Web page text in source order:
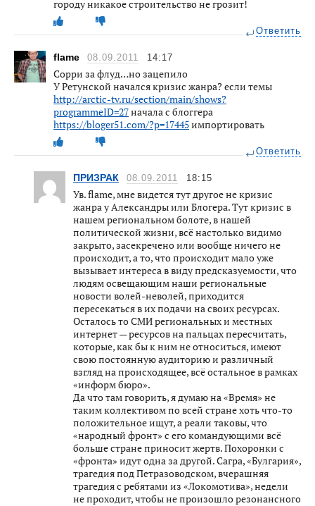
городу никакое строительство не грозит!
Ответить
flame 08.09.2011 14:17
Сорри за флуд…но зацепило
У Ретунской начался кризис жанра? если темы
http://arctic-tv.ru/section/main/shows?
programmeID=27начала с блоггера
https://bloger51.com/?p=17445импортировать
Ответить
ПРИЗРАК 08.09.2011 18:15
Ув. flame, мне видется тут другое не кризис
жанра у Александры или Блогера. Тут кризис в
нашем региональном болоте, в нашей
политической жизни, всё настолько видимо
закрыто, засекречено или вообще ничего не
происходит, а то, что происходит мало уже
вызывает интереса в виду предсказуемости, что
людям освещающим наши региональные
новости волей-неволей, приходится
пересекаться в их подачи на своих ресурсах.
Осталось то СМИ региональных и местных
интернет — ресурсов на пальцах пересчитать,
которые, как бы к ним не относиться, имеют
свою постоянную аудиторию и различный
взгляд на происходящее, всё остальное в рамках
«информ бюро».
Да что там говорить, я думаю на «Время» не
таким коллективом по всей стране хоть что-то
положительное ищут, а реали таковы, что
«народный фронт» с его командующими всё
больше стране приносит жертв. Похоронки с
«фронта» идут одна за другой. Сагра, «Булгария»,
трагедия под Петразоводском, вчерашняя
трагедия с ребятами из «Локомотива», недели
не проходит, чтобы не произошло резонансного